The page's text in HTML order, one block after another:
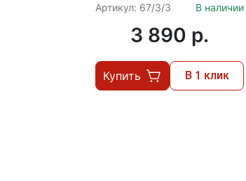
Артикул: 67/3/3 В наличии
3 890 p.
Купить В 1 клик